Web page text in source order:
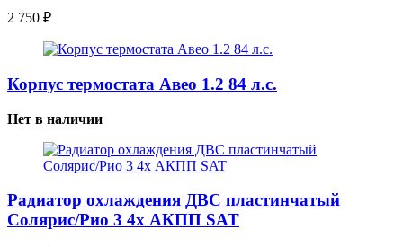
2 750 ₽
Корпус термостата Авео 1.2 84 л.с.
Нет в наличии
Радиатор охлаждения ДВС пластинчатый
Солярис/Рио 3 4х АКПП SAT